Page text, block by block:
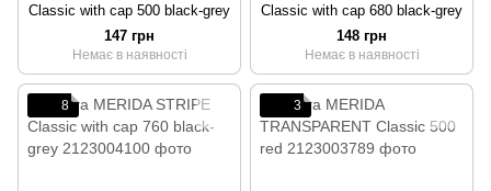
Classic with cap 500 black-grey
147 грн
Немає в наявності
Classic with cap 680 black-grey
148 грн
Немає в наявності
8 3